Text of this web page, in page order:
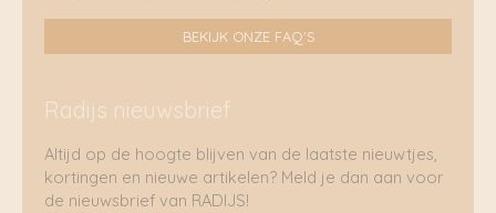
BEKIJK ONZE FAQ'S
Radijs nieuwsbrief
Altijd op de hoogte blijven van de laatste nieuwtjes,
kortingen en nieuwe artikelen? Meld je dan aan voor
de nieuwsbrief van RADIJS!